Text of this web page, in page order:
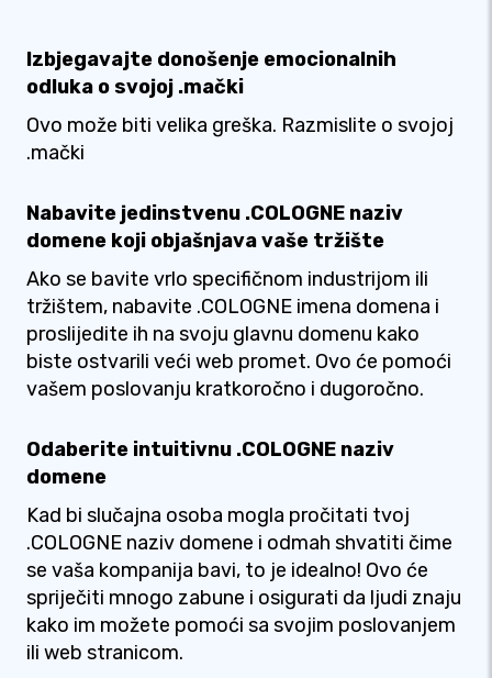
Izbjegavajte donošenje emocionalnih
odluka o svojoj .mački
Ovo može biti velika greška. Razmislite o svojoj
.mački
Nabavite jedinstvenu .COLOGNE naziv
domene koji objašnjava vaše tržište
Ako se bavite vrlo specifičnom industrijom ili
tržištem, nabavite .COLOGNE imena domena i
proslijedite ih na svoju glavnu domenu kako
biste ostvarili veći web promet. Ovo će pomoći
vašem poslovanju kratkoročno i dugoročno.
Odaberite intuitivnu .COLOGNE naziv
domene
Kad bi slučajna osoba mogla pročitati tvoj
.COLOGNE naziv domene i odmah shvatiti čime
se vaša kompanija bavi, to je idealno! Ovo će
spriječiti mnogo zabune i osigurati da ljudi znaju
kako im možete pomoći sa svojim poslovanjem
ili web stranicom.